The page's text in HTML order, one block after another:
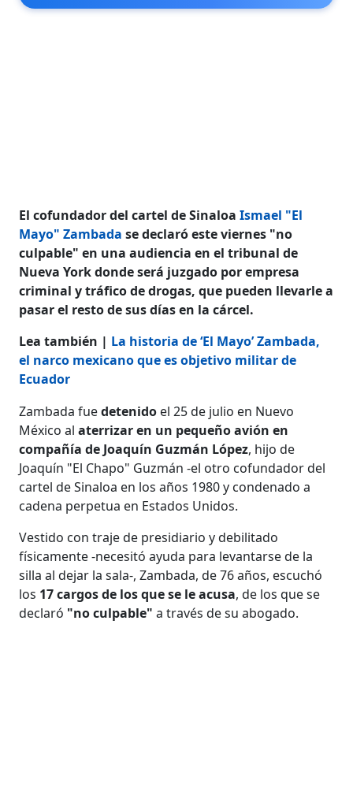
El cofundador del cartel de SinaloaIsmael "El
Mayo" Zambada se declaró este viernes "no
culpable" en una audiencia en el tribunal de
Nueva York donde será juzgado por empresa
criminal y tráfico de drogas, que pueden llevarle a
pasar el resto de sus días en la cárcel.
Lea también | La historia de ‘El Mayo’ Zambada,
el narco mexicano que es objetivo militar de
Ecuador
Zambada fuedetenido el 25 de julio en Nuevo
México al aterrizar en un pequeño avión en
compañía de Joaquín Guzmán López, hijo de
Joaquín "El Chapo" Guzmán -el otro cofundador del
cartel de Sinaloa en los años 1980 y condenado a
cadena perpetua en Estados Unidos.
Vestido con traje de presidiario y debilitado
físicamente -necesitó ayuda para levantarse de la
silla al dejar la sala-, Zambada, de 76 años, escuchó
los 17 cargos de los que se le acusa, de los que se
declaró "no culpable"a través de su abogado.